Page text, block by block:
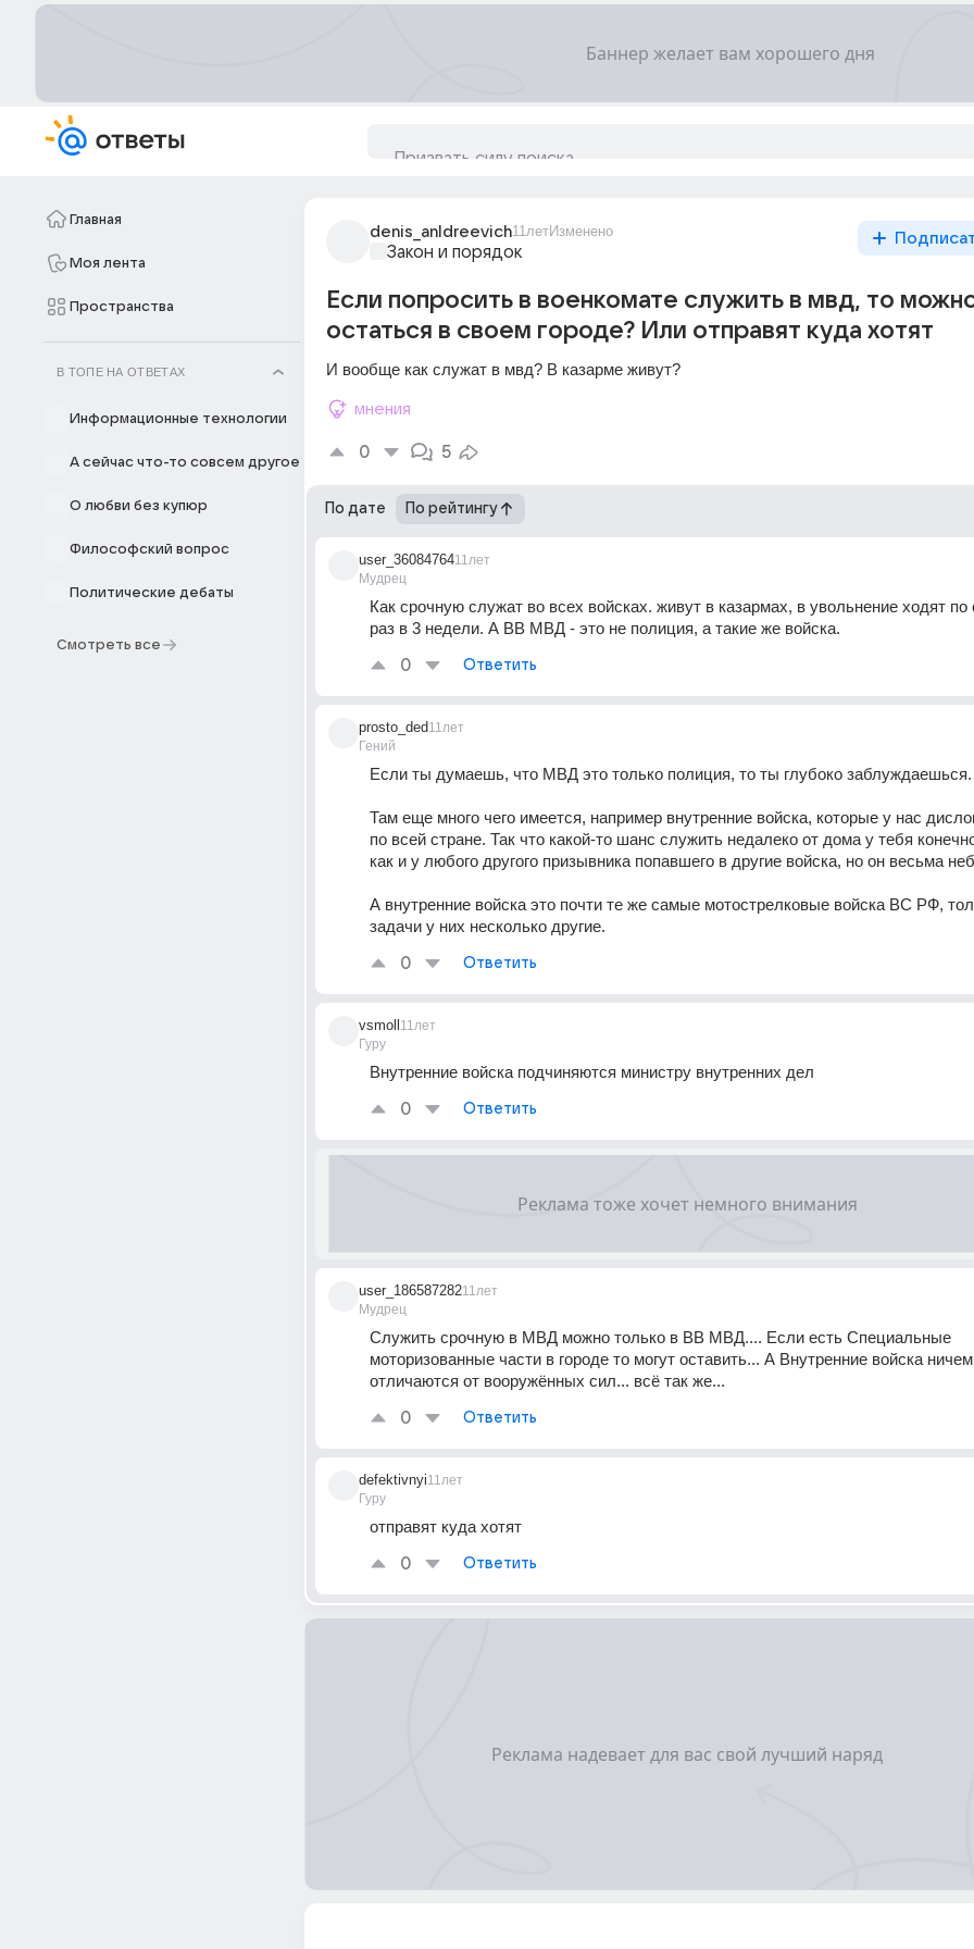
Главная
Моя лента
Пространства
В ТОПЕ НА ОТВЕТАХ
Информационные технологии
А сейчас что-то совсем другое
О любви без купюр
Философский вопрос
Политические дебаты
Смотреть все
denis_anldreevich11летИзменено
Закон и порядок
Если попросить в военкомате служить в мвд, то
остаться в своем городе? Или отправят куда хотят
И вообще как служат в мвд? В казарме живут?
мнения
0 5
По дате По рейтингу
user_36084764
Мудрец
11лет
Как срочную служат во всех войсках. живут в казармах, в увольнение ходят по
раз в 3 недели. А ВВ МВД - это не полиция, а такие же войска.
0 Ответить
prosto_ded
Гений
11лет
Если ты думаешь, что МВД это только полиция, то ты глубоко
Там еще много чего имеется, например внутренние войска, которые у нас
по всей стране. Так что какой-то шанс служить недалеко от дома у тебя
как и у любого другого призывника попавшего в другие войска, но он весьма
А внутренние войска это почти те же самые мотострелковые войска ВС РФ,
задачи у них несколько другие.
0 Ответить
vsmoll
Гуру
11лет
Внутренние войска подчиняются министру внутренних дел
0 Ответить
user_186587282
Мудрец
11лет
Служить срочную в МВД можно только в ВВ МВД.... Если есть Специальные
моторизованные части в городе то могут оставить... А Внутренние войска
отличаются от вооружённых сил... всё так же...
0 Ответить
defektivnyi
Гуру
11лет
отправят куда хотят
0 Ответить